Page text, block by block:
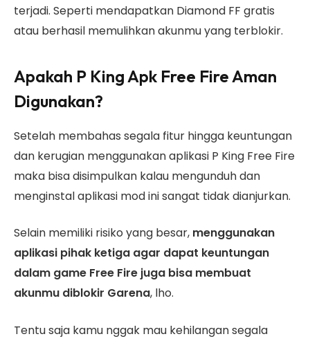
terjadi. Seperti mendapatkan Diamond FF gratis
atau berhasil memulihkan akunmu yang terblokir.
Apakah P King Apk Free Fire Aman
Digunakan?
Setelah membahas segala fitur hingga keuntungan
dan kerugian menggunakan aplikasi P King Free Fire
maka bisa disimpulkan kalau mengunduh dan
menginstal aplikasi mod ini sangat tidak dianjurkan.
Selain memiliki risiko yang besar, menggunakan
aplikasi pihak ketiga agar dapat keuntungan
dalam game Free Fire juga bisa membuat
akunmu diblokir Garena, lho.
Tentu saja kamu nggak mau kehilangan segala